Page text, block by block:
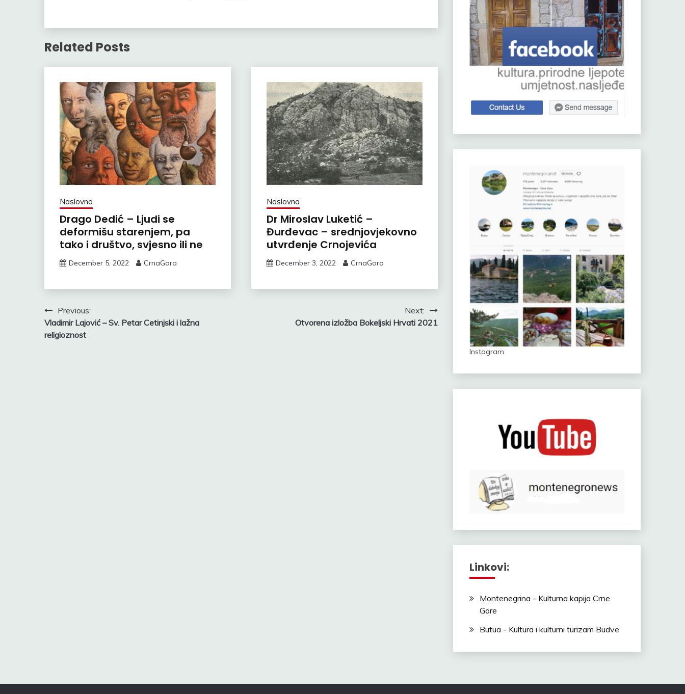
Related Posts
Naslovna
Drago Dedić – Ljudi se
deformišu starenjem, pa
tako i društvo, svjesno ili ne
December 5, 2022 CrnaGora
Naslovna
Dr Miroslav Luketić –
Đurđevac – srednjovjekovno
utvrđenje Crnojevića
December 3, 2022 CrnaGora
Post
navigation
Previous:
Vladimir Lajović – Sv. Petar Cetinjski i lažna
religioznost
Next:
Otvorena izložba Bokeljski Hrvati 2021
Instagram
Linkovi:
Montenegrina - Kulturna kapija Crne
Gore
Butua - Kultura i kulturni turizam Budve